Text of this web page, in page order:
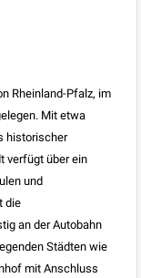
Rheinland-Pfalz, im
Mit etwa
historischer
verfügt über ein
und
die
an der Autobahn
Städten wie
mit Anschluss